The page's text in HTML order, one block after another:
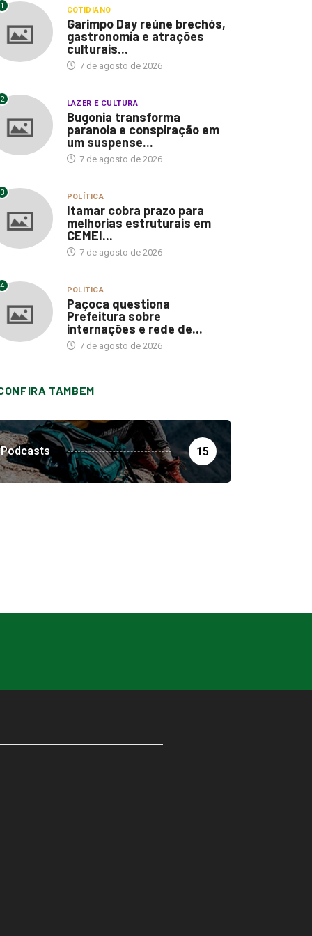
Bugonia transforma
paranoia e conspiração em
um...
1 COTIDIANO
Garimpo Day reúne brechós,
gastronomia e atrações
culturais...
7 de agosto de 2026
2 LAZER E CULTURA
Bugonia transforma
paranoia e conspiração em
um suspense...
7 de agosto de 2026
3 POLÍTICA
Itamar cobra prazo para
melhorias estruturais em
CEMEI...
7 de agosto de 2026
4 POLÍTICA
Paçoca questiona
Prefeitura sobre
internações e rede de...
7 de agosto de 2026
TAMBEM
Podcasts 15